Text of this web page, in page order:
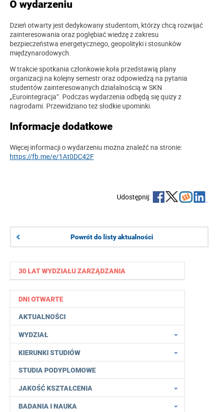
30 LAT WYDZIAŁU ZARZĄDZANIA
DNI OTWARTE
AKTUALNOŚCI
WYDZIAŁ
KIERUNKI STUDIÓW
STUDIA PODYPLOMOWE
JAKOŚĆ KSZTAŁCENIA
BADANIA I NAUKA
O wydarzeniu
Dzień otwarty jest dedykowany studentom, którzy chcą rozwijać
zainteresowania oraz pogłębiać wiedzę z zakresu
bezpieczeństwa energetycznego, geopolityki i stosunków
międzynarodowych.
W trakcie spotkania członkowie koła przedstawią plany
organizacji na kolejny semestr oraz odpowiedzą na pytania
studentów zainteresowanych działalnością w SKN
„Eurointegracja”. Podczas wydarzenia odbędą się quizy z
nagrodami. Przewidziano też słodkie upominki.
Informacje dodatkowe
Więcej informacji o wydarzeniu można znaleźć na stronie:
https://fb.me/e/1At0DC42F
Udostępnij:
Powrót do listy aktualności